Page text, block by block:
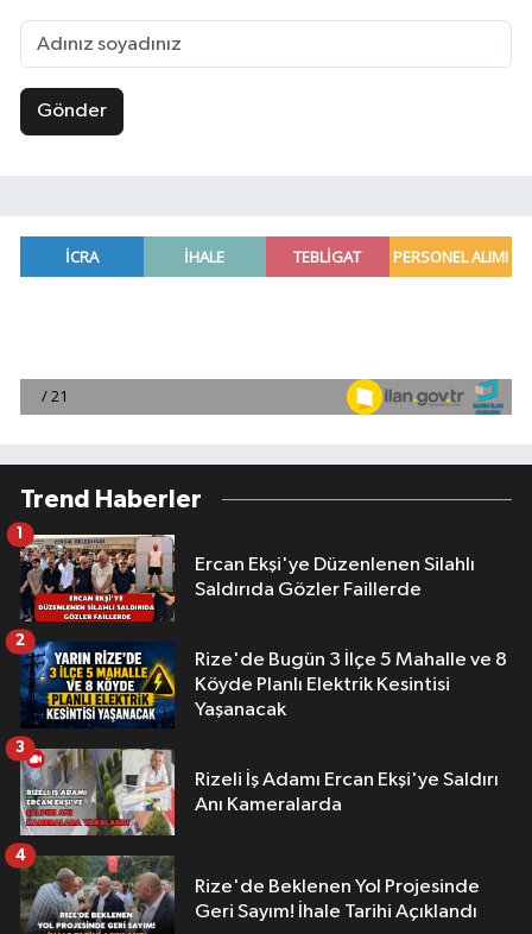
Gönder
Trend Haberler
Ercan Ekşi'ye Düzenlenen Silahlı
Saldırıda Gözler Faillerde
1
Rize'de Bugün 3 İlçe 5 Mahalle ve 8
Köyde Planlı Elektrik Kesintisi
Yaşanacak
2
Rizeli İş Adamı Ercan Ekşi'ye Saldırı
Anı Kameralarda
3
Rize'de Beklenen Yol Projesinde
Geri Sayım! İhale Tarihi Açıklandı
4